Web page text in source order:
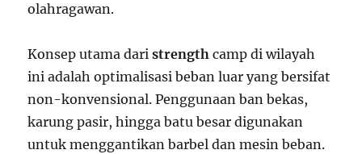
olahragawan.
Konsep utama daristrength camp di wilayah
ini adalah optimalisasi beban luar yang bersifat
non-konvensional. Penggunaan ban bekas,
karung pasir, hingga batu besar digunakan
untuk menggantikan barbel dan mesin beban.